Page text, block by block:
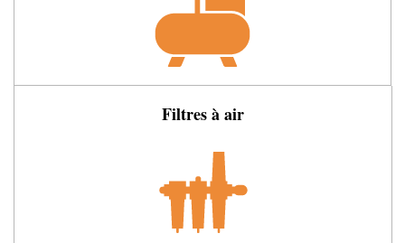
Filtres à air